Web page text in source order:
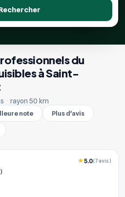
du
à Saint-
· rayon 50 km
note Plus d'avis
5.0(7 avis)